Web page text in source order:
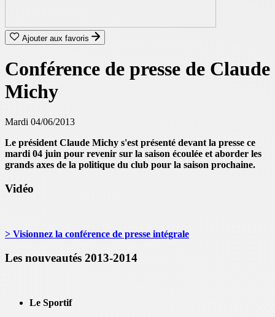
Ajouter aux favoris
Conférence de presse de Claude
Michy
Mardi 04/06/2013
Le président Claude Michy s'est présenté devant la presse ce
mardi 04 juin pour revenir sur la saison écoulée et aborder les
grands axes de la politique du club pour la saison prochaine.
Vidéo
> Visionnez la conférence de presse intégrale
Les nouveautés 2013-2014
Le Sportif